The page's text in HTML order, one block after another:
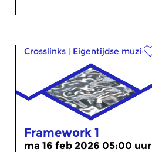
Crosslinks | Eigentijdse muziek
Framework 1
ma 16 feb 2026 05:00 uur